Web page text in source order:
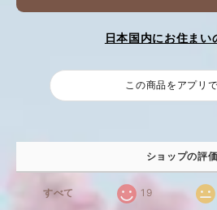
日本国内にお住まい
この商品をアプリ
ショップの評価
すべて 19